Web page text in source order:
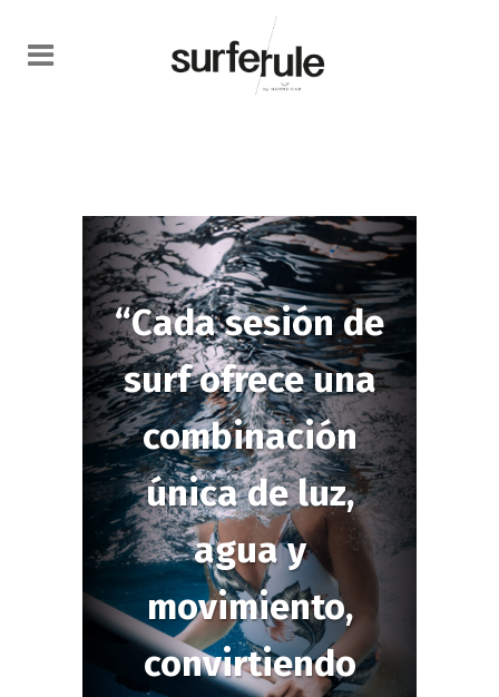
“Cada sesión de
surf ofrece una
combinación
única de luz,
agua y
movimiento,
convirtiendo